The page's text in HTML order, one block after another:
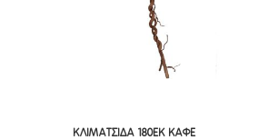
ΚΛΙΜΑΤΣΙΔΑ 180ΕΚ ΚΑΦΕ
ΚΛΙΜΑΤΣΙΔΑ 180ΕΚ ΚΑΦΕ